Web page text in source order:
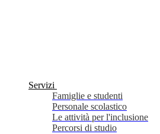
Servizi
Famiglie e studenti
Personale scolastico
Le attività per l'inclusione
Percorsi di studio